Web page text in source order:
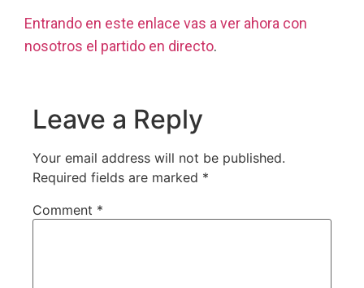
Entrando en este enlace vas a ver ahora con
nosotros el partido en directo.
Leave a Reply
Your email address will not be published.
Required fields are marked *
Comment *